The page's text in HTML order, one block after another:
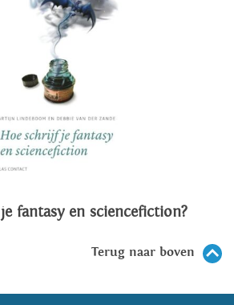
fantasy en sciencefiction?
Terug naar boven